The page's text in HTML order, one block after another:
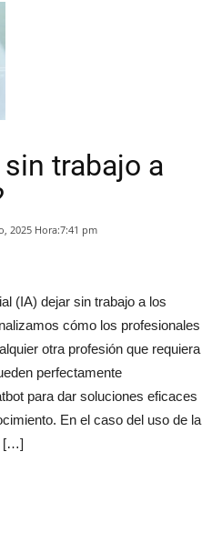
trabajo a
2025 Hora:7:41 pm
(IA) dejar sin trabajo a los
cómo los profesionales
otra profesión que requiera
perfectamente
para dar soluciones eficaces
En el caso del uso de la
[…]